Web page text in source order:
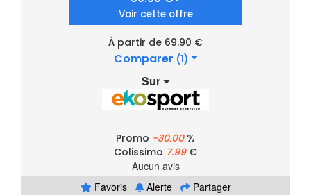
Voir cette offre
À partir de 69.90 €
Comparer (1)
Sur
Promo -30.00%
Colissimo 7.99€
Aucun avis
Favoris
Alerte Partager